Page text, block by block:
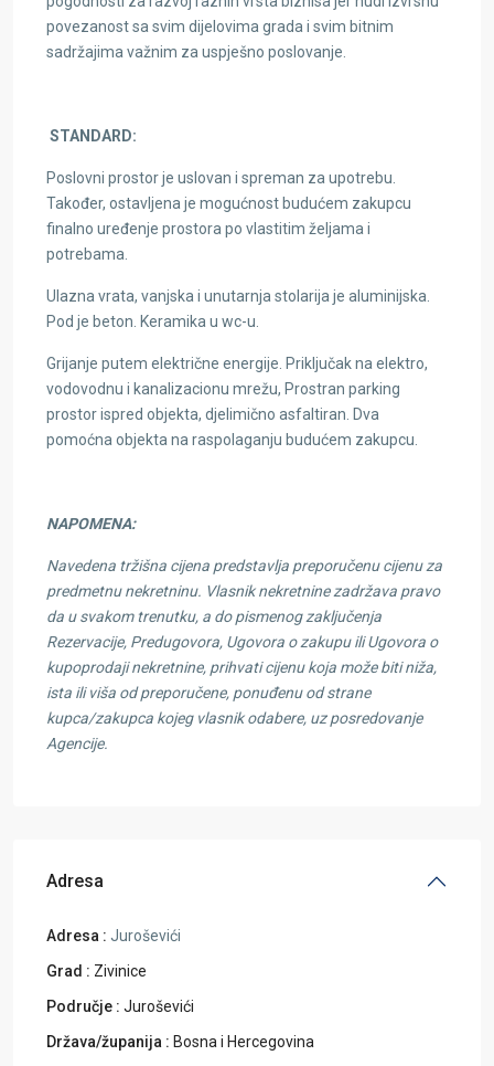
povezanost sa svim dijelovima grada i svim bitnim
sadržajima važnim za uspješno poslovanje.
STANDARD:
Poslovni prostor je uslovan i spreman za upotrebu.
Također, ostavljena je mogućnost budućem zakupcu
finalno uređenje prostora po vlastitim željama i
potrebama.
Ulazna vrata, vanjska i unutarnja stolarija je aluminijska.
Pod je beton. Keramika u wc-u.
Grijanje putem električne energije. Priključak na elektro,
vodovodnu i kanalizacionu mrežu, Prostran parking
prostor ispred objekta, djelimično asfaltiran. Dva
pomoćna objekta na raspolaganju budućem zakupcu.
NAPOMENA:
Navedena tržišna cijena predstavlja preporučenu cijenu za
predmetnu nekretninu. Vlasnik nekretnine zadržava pravo
da u svakom trenutku, a do pismenog zaključenja
Rezervacije, Predugovora, Ugovora o zakupu ili Ugovora o
kupoprodaji nekretnine, prihvati cijenu koja može biti niža,
ista ili viša od preporučene, ponuđenu od strane
kupca/zakupca kojeg vlasnik odabere, uz posredovanje
Agencije.
Adresa
Adresa : Juroševići
Grad : Zivinice
Područje : Juroševići
Država/županija : Bosna i Hercegovina